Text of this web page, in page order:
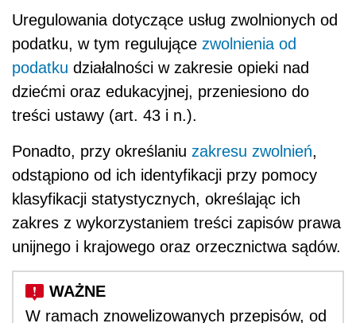
Uregulowania dotyczące usług zwolnionych od
podatku, w tym regulujące zwolnienia od
podatku działalności w zakresie opieki nad
dziećmi oraz edukacyjnej, przeniesiono do
treści ustawy (art. 43 i n.).
Ponadto, przy określaniu zakresu zwolnień,
odstąpiono od ich identyfikacji przy pomocy
klasyfikacji statystycznych, określając ich
zakres z wykorzystaniem treści zapisów prawa
unijnego i krajowego oraz orzecznictwa sądów.
W ramach znowelizowanych przepisów, od